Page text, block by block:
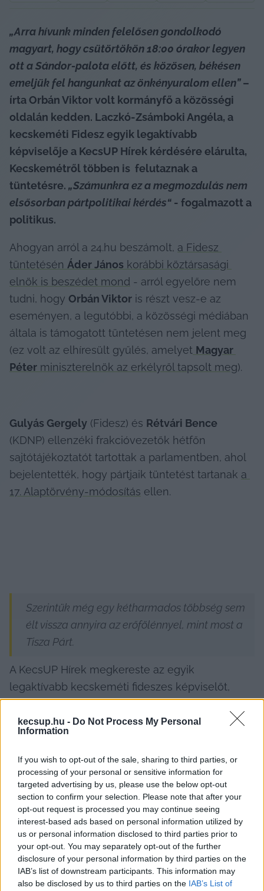
kecsup.hu - Do Not Process My Personal
Information
If you wish to opt-out of the sale, sharing to third parties, or
processing of your personal or sensitive information for
targeted advertising by us, please use the below opt-out
section to confirm your selection. Please note that after your
opt-out request is processed you may continue seeing
interest-based ads based on personal information utilized by
us or personal information disclosed to third parties prior to
your opt-out. You may separately opt-out of the further
disclosure of your personal information by third parties on the
IAB’s list of downstream participants. This information may
also be disclosed by us to third parties on the IAB’s List of
„Arra hívunk minden felelősen gondolkodó
magyart, hogy csütörtökön 18:00 órakor legyen
ott a Sándor-palota előtt, és közösen, békésen
emeljük fel hangunkat az önkényuralom ellen” –
írta Orbán Viktor volt kormányfő a közösségi
oldalán kedden. Laczkó-Zsámboki Angéla, a
kecskeméti Fidesz egyik legaktívabb
képviselője a KecsUP Hírek kérdésére elárulta,
Kecskemétről többen is  felutaznak a
tüntetésre. „Számunkra ez a megmozdulás nem
elsősorban pártpolitikai kérdés“ - fogalmazott a
politikus.
Ahogyan arról a 24.hu beszámolt, a Fidesz
tüntetésén Áder János korábbi köztársasági
elnök is beszédet mond - arról egyelőre nem
tudni, hogy Orbán Viktor is részt vesz-e az
eseményen, a legutóbbi, a közösségi médiában
általa is támogatott tüntetésen nem jelent meg
(ez volt az elhíresült gyűlés, amelyet Magyar
Péter miniszterelnök az erkélyről tapsolt meg).
Gulyás Gergely (Fidesz) és Rétvári Bence
(KDNP) ellenzéki frakcióvezetők hétfőn
sajtótájékoztatót tartottak a parlamentben, ahol
bejelentették, hogy pártjaik tüntetést tartanak a
17. Alaptörvény-módosítás ellen.
Szerintük még egy kétharmados többség sem
élt vissza annyira az erőfölénnyel, mint most a
Tisza Párt.
A KecsUP Hírek megkereste az egyik
Laczkó-Zsámboki Angélát. A korábban a Digitális
Demokráciafejlesztési Ügynökségnél is dolgozó
politikust arról kérdeztük, hogy megy/mennek-e
Kecskemétről a tüntetésre, mi a véleményük a
kialakult helyzetről és mit remélnek az
eseménytől. A képviselő kifejezett kérésére a
válaszát az alábbiakban teljes terjedelmében,
változtatás nélkül közöljük:
„Igen, Kecskemétről is többen szerveződtünk össze,
és együtt utazunk fel a holnapi tüntetésre.